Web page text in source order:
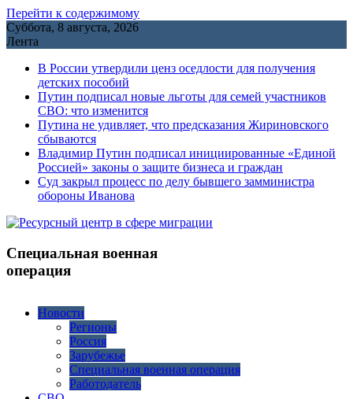
Перейти к содержимому
Суббота, 8 августа, 2026
Лента
В России утвердили ценз оседлости для получения
детских пособий
Путин подписал новые льготы для семей участников
СВО: что изменится
Путина не удивляет, что предсказания Жириновского
сбываются
Владимир Путин подписал инициированные «Единой
Россией» законы о защите бизнеса и граждан
Cуд закрыл процесс по делу бывшего замминистра
обороны Иванова
Специальная военная
операция
Новости
Регионы
Россия
Зарубежье
Специальная военная операция
Работодатель